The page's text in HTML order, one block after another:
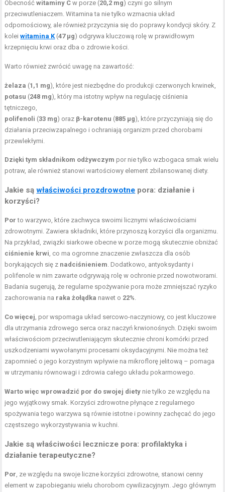
Obecnośćwitaminy C w porze (20,2 mg) czyni go silnym
przeciwutleniaczem. Witamina ta nie tylko wzmacnia układ
odpornościowy, ale również przyczynia się do poprawy kondycji skóry. Z
koleiwitamina K(47 µg) odgrywa kluczową rolę w prawidłowym
krzepnięciu krwi oraz dba o zdrowie kości.
Warto również zwrócić uwagę na zawartość:
żelaza (1,1 mg), które jest niezbędne do produkcji czerwonych krwinek,
potasu (248 mg), który ma istotny wpływ na regulację ciśnienia
tętniczego,
polifenoli (33 mg) oraz β-karotenu (885 µg), które przyczyniają się do
działania przeciwzapalnego i ochraniają organizm przed chorobami
przewlekłymi.
Dzięki tym składnikom odżywczym por nie tylko wzbogaca smak wielu
potraw, ale również stanowi wartościowy element zbilansowanej diety.
Jakie sąwłaściwości prozdrowotne pora: działanie i
korzyści?
Por to warzywo, które zachwyca swoimi licznymi właściwościami
zdrowotnymi. Zawiera składniki, które przynoszą korzyści dla organizmu.
Na przykład, związki siarkowe obecne w porze mogą skutecznie obniżać
ciśnienie krwi, co ma ogromne znaczenie zwłaszcza dla osób
borykających się z nadciśnieniem. Dodatkowo, antyoksydanty i
polifenole w nim zawarte odgrywają rolę w ochronie przed nowotworami.
Badania sugerują, że regularne spożywanie pora może zmniejszać ryzyko
zachorowania na raka żołądka nawet o 22%.
Co więcej, por wspomaga układ sercowo-naczyniowy, co jest kluczowe
dla utrzymania zdrowego serca oraz naczyń krwionośnych. Dzięki swoim
właściwościom przeciwutleniającym skutecznie chroni komórki przed
uszkodzeniami wywołanymi procesami oksydacyjnymi. Nie można też
zapomnieć o jego korzystnym wpływie na mikroflorę jelitową – pomaga
w utrzymaniu równowagi i zdrowia całego układu pokarmowego.
Warto więc wprowadzić por do swojej diety nie tylko ze względu na
jego wyjątkowy smak. Korzyści zdrowotne płynące z regularnego
spożywania tego warzywa są równie istotne i powinny zachęcać do jego
częstszego wykorzystywania w kuchni.
Jakie są właściwości lecznicze pora: profilaktyka i
działanie terapeutyczne?
Por, ze względu na swoje liczne korzyści zdrowotne, stanowi cenny
element w zapobieganiu wielu chorobom cywilizacyjnym. Jego głównym